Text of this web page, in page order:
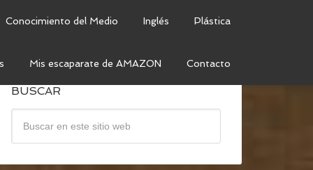
Conocimiento del Medio Inglés Plástica
Mis escaparate de AMAZON Contacto
BUSCAR